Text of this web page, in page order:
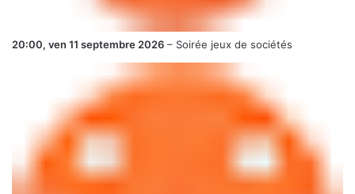
20:00, ven 11 septembre 2026 – Soirée jeux de sociétés